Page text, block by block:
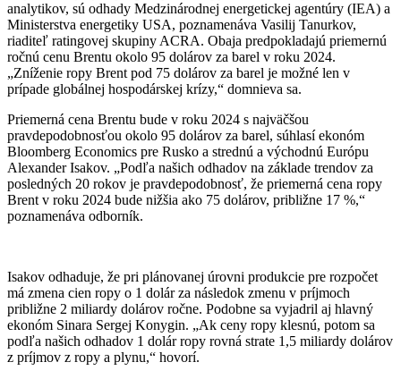
analytikov, sú odhady Medzinárodnej energetickej agentúry (IEA) a
Ministerstva energetiky USA, poznamenáva Vasilij Tanurkov,
riaditeľ ratingovej skupiny ACRA. Obaja predpokladajú priemernú
ročnú cenu Brentu okolo 95 dolárov za barel v roku 2024.
„Zníženie ropy Brent pod 75 dolárov za barel je možné len v
prípade globálnej hospodárskej krízy,“ domnieva sa.
Priemerná cena Brentu bude v roku 2024 s najväčšou
pravdepodobnosťou okolo 95 dolárov za barel, súhlasí ekonóm
Bloomberg Economics pre Rusko a strednú a východnú Európu
Alexander Isakov. „Podľa našich odhadov na základe trendov za
posledných 20 rokov je pravdepodobnosť, že priemerná cena ropy
Brent v roku 2024 bude nižšia ako 75 dolárov, približne 17 %,“
poznamenáva odborník.
Isakov odhaduje, že pri plánovanej úrovni produkcie pre rozpočet
má zmena cien ropy o 1 dolár za následok zmenu v príjmoch
približne 2 miliardy dolárov ročne. Podobne sa vyjadril aj hlavný
ekonóm Sinara Sergej Konygin. „Ak ceny ropy klesnú, potom sa
podľa našich odhadov 1 dolár ropy rovná strate 1,5 miliardy dolárov
z príjmov z ropy a plynu,“ hovorí.